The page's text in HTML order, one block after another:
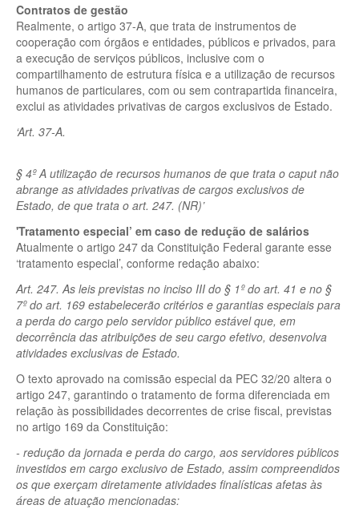
Contratos de gestão
Realmente, o artigo 37-A, que trata de instrumentos de
cooperação com órgãos e entidades, públicos e privados, para
a execução de serviços públicos, inclusive com o
compartilhamento de estrutura física e a utilização de recursos
humanos de particulares, com ou sem contrapartida financeira,
exclui as atividades privativas de cargos exclusivos de Estado.
‘Art. 37-A.
§ 4º A utilização de recursos humanos de que trata o caput não
abrange as atividades privativas de cargos exclusivos de
Estado, de que trata o art. 247. (NR)’
'Tratamento especial’ em caso de redução de salários
Atualmente o artigo 247 da Constituição Federal garante esse
‘tratamento especial’, conforme redação abaixo:
Art. 247. As leis previstas no inciso III do § 1º do art. 41 e no §
7º do art. 169 estabelecerão critérios e garantias especiais para
a perda do cargo pelo servidor público estável que, em
decorrência das atribuições de seu cargo efetivo, desenvolva
atividades exclusivas de Estado.
O texto aprovado na comissão especial da PEC 32/20 altera o
artigo 247, garantindo o tratamento de forma diferenciada em
relação às possibilidades decorrentes de crise fiscal, previstas
no artigo 169 da Constituição:
- redução da jornada e perda do cargo, aos servidores públicos
investidos em cargo exclusivo de Estado, assim compreendidos
os que exerçam diretamente atividades finalísticas afetas às
áreas de atuação mencionadas: